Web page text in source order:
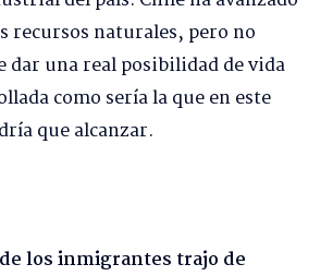
recursos naturales, pero no
dar una real posibilidad de vida
como sería la que en este
que alcanzar.
los inmigrantes trajo de